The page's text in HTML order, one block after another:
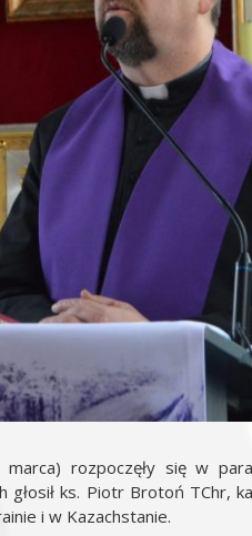
rozpoczęły się w
ks. Piotr Brotoń TChr,
i w Kazachstanie.